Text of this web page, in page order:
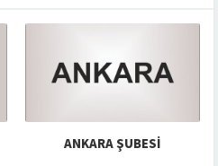
ANKARA ŞUBESI